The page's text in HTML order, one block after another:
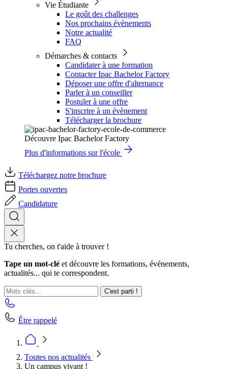
Vie Étudiante
Le goût des challenges
Nos prochains évènements
Notre actualité
FAQ
Démarches & contacts
Candidater à une formation
Contacter Ipac Bachelor Factory
Déposer une offre d'alternance
Parler à un conseiller
Postuler à une offre
S'inscrire à un évènement
Télécharger la brochure
Découvre Ipac Bachelor Factory
Plus d'informations sur l'école
Téléchargez notre brochure
Portes ouvertes
Candidature
Tu cherches, on t'aide à trouver !
Tape un mot-clé et découvre les formations, événements,
actualités... qui te correspondent.
C'est parti !
Être rappelé
Toutes nos actualités
Un campus vivant !